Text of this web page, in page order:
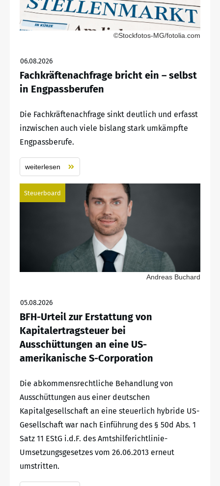
©Stockfotos-MG/fotolia.com
06.08.2026
Fachkräftenachfrage bricht ein – selbst
in Engpassberufen
Die Fachkräftenachfrage sinkt deutlich und erfasst
inzwischen auch viele bislang stark umkämpfte
Engpassberufe.
weiterlesen
Steuerboard
Andreas Buchard
05.08.2026
BFH-Urteil zur Erstattung von
Kapitalertragsteuer bei
Ausschüttungen an eine US-
amerikanische S-Corporation
Die abkommensrechtliche Behandlung von
Ausschüttungen aus einer deutschen
Kapitalgesellschaft an eine steuerlich hybride US-
Gesellschaft war nach Einführung des § 50d Abs. 1
Satz 11 EStG i.d.F. des Amtshilferichtlinie-
Umsetzungsgesetzes vom 26.06.2013 erneut
umstritten.